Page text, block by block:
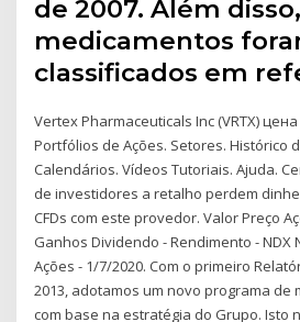
de 2007. Além
medicamentos
classificados em
Vertex Pharmaceuticals Inc (VRTX)
Portfólios de Ações. Setores. Histórico
Calendários. Vídeos Tutoriais. Ajuda.
de investidores a retalho perdem
CFDs com este provedor. Valor Preço
Ganhos Dividendo - Rendimento - NDX
Ações - 1/7/2020. Com o primeiro
2013, adotamos um novo programa de
com base na estratégia do Grupo. Isto